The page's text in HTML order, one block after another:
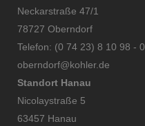
Neckarstraße 47/1
78727 Oberndorf
Telefon: (0 74 23) 8 10 98 - 0
oberndorf@kohler.de​
Standort Hanau
Nicolaystraße 5
63457 Hanau